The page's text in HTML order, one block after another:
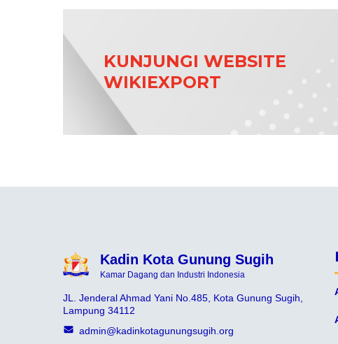
KUNJUNGI WEBSITE
WIKIEXPORT
Kadin Kota Gunung Sugih
Kamar Dagang dan Industri Indonesia
JL. Jenderal Ahmad Yani No.485, Kota Gunung Sugih,
Lampung 34112
admin@kadinkotagunungsugih.org